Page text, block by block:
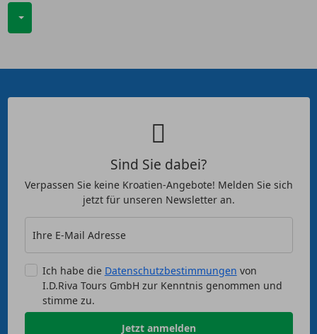
Sind Sie dabei?
Verpassen Sie keine Kroatien-Angebote! Melden Sie sich
jetzt für unseren Newsletter an.
Ihre E-Mail Adresse
Ich habe die Datenschutzbestimmungen von
I.D.Riva Tours GmbH zur Kenntnis genommen und
stimme zu.
Jetzt anmelden